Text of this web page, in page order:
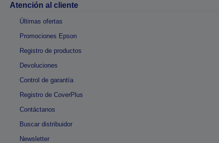
Atención al cliente
Últimas ofertas
Promociones Epson
Registro de productos
Devoluciones
Control de garantía
Registro de CoverPlus
Contáctanos
Buscar distribuidor
Newsletter